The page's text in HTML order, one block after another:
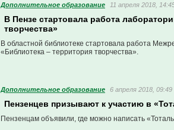
Дополнительное образование 11 апреля 2018,
В Пензе стартовала работа
творчества»
В областной библиотеке стартовала работа
«Библиотека – территория творчества».
Дополнительное образование 6 апреля 2018, 09:49
Пензенцев призывают к участию в
Пензенцам объявили, где можно написать